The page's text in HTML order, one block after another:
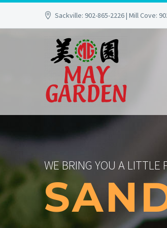
Sackville: 902-865-2226 | Mill Cove:
WE BRING YOU A LITTLE